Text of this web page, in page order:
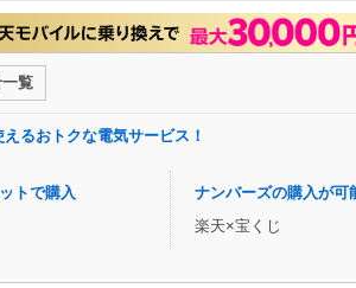
覧
るおトクな電気サービス！
トで購入
ナンバーズの購入が可
楽天×宝くじ